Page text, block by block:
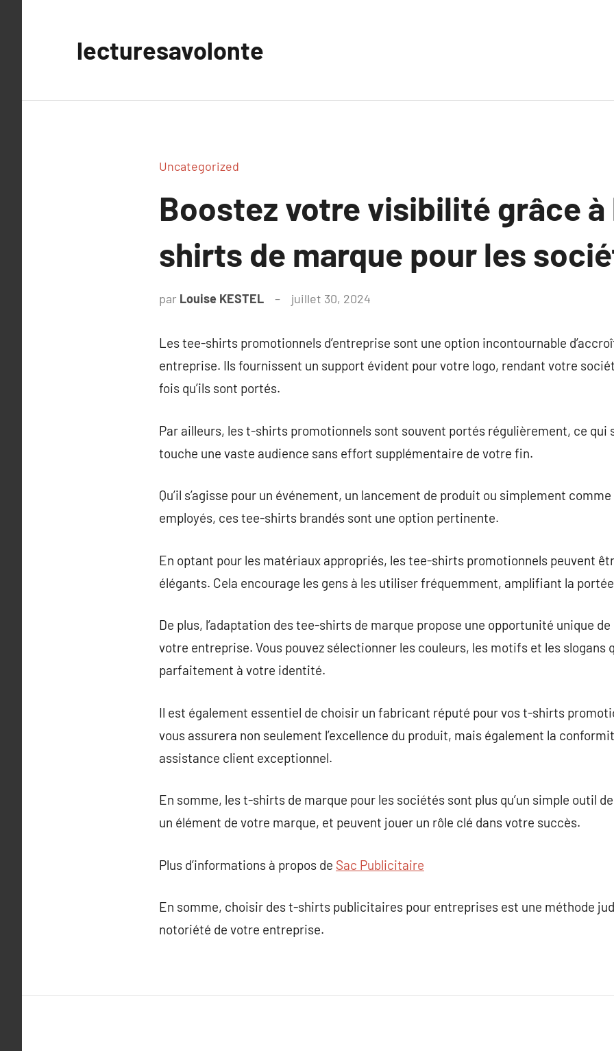
lecturesavolonte
Uncategorized
Boostez votre visibilité grâce
shirts de marque pour les
par Louise KESTEL juillet 30, 2024
Les tee-shirts promotionnels d’entreprise sont une option incontournable
entreprise. Ils fournissent un support évident pour votre logo, rendant votre
fois qu’ils sont portés.
Par ailleurs, les t-shirts promotionnels sont souvent portés régulièrement, ce qui
touche une vaste audience sans effort supplémentaire de votre fin.
Qu’il s’agisse pour un événement, un lancement de produit ou simplement
employés, ces tee-shirts brandés sont une option pertinente.
En optant pour les matériaux appropriés, les tee-shirts promotionnels peuvent
élégants. Cela encourage les gens à les utiliser fréquemment, amplifiant la
De plus, l’adaptation des tee-shirts de marque propose une opportunité unique
votre entreprise. Vous pouvez sélectionner les couleurs, les motifs et les slogans
parfaitement à votre identité.
Il est également essentiel de choisir un fabricant réputé pour vos t-shirts
vous assurera non seulement l’excellence du produit, mais également la
assistance client exceptionnel.
En somme, les t-shirts de marque pour les sociétés sont plus qu’un simple outil
un élément de votre marque, et peuvent jouer un rôle clé dans votre succès.
Plus d’informations à propos de Sac Publicitaire
En somme, choisir des t-shirts publicitaires pour entreprises est une méthode
notoriété de votre entreprise.